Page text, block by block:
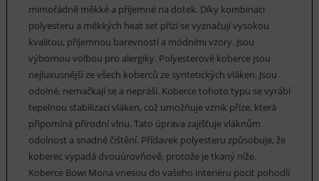
mimořádně měkké a příjemné na dotek. Díky kombinaci
polyesteru a měkkých heat set přízí se vyznačují vysokou
kvalitou, příjemnou barevností a módními vzory. Jsou
výbornou volbou pro alergiky. Polyesterové koberce jsou
nejluxusnější ze všech koberců ze syntetických vláken. Jsou
odolné, nemačkají se a nepráší. Koberce tohoto typu se vyrábí
tepelnou stabilizací vláken, což umožňuje vznik příze, která
připomíná přírodní vlnu. Tato úprava zajišťuje vláknům
odolnost a snadné čištění. Přídavek polyesteru způsobuje, že
koberec vypadá dvouúrovňově, protože je tkaný níže.
Koberce Bowi Mona vnesou do vašeho interiéru pocit pohodlí